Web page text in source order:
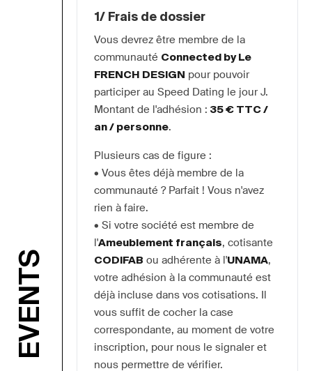
EVENTS
1/ Frais de dossier
Vous devrez être membre de la
communauté Connected by Le
FRENCH DESIGN pour pouvoir
participer au Speed Dating le jour J.
Montant de l'adhésion : 35 € TTC /
an / personne.
Plusieurs cas de figure :
• Vous êtes déjà membre de la
communauté ? Parfait ! Vous n'avez
rien à faire.
• Si votre société est membre de
l'Ameublement français
CODIFAB ou adhérente à l'UNAMA,
votre adhésion à la communauté est
déjà incluse dans vos cotisations. Il
vous suffit de cocher la case
correspondante, au moment de votre
inscription, pour nous le signaler et
nous permettre de vérifier.